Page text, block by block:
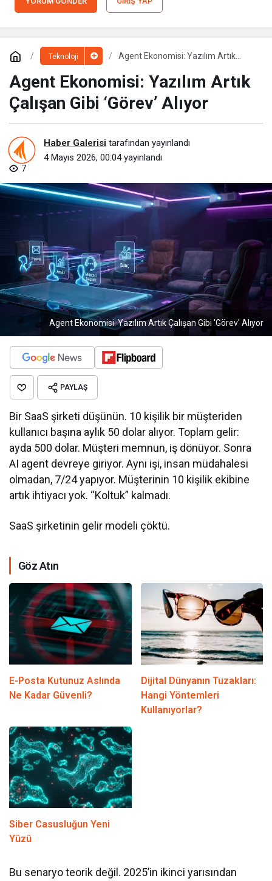
Teknoloji
Agent Ekonomisi: Yazılım Artık
Agent Ekonomisi: Yazılım Artık
Çalışan Gibi ‘Görev’ Alıyor
Haber Galerisi tarafından yayınlandı
4 Mayıs 2026, 00:04yayınlandı
7
Agent Ekonomisi: Yazılım Artık Çalışan Gibi 'Görev' Alıyor
PAYLAŞ
Bir SaaS şirketi düşünün. 10 kişilik bir müşteriden
kullanıcı başına aylık 50 dolar alıyor. Toplam gelir:
ayda 500 dolar. Müşteri memnun, iş dönüyor. Sonra
AI agent devreye giriyor. Aynı işi, insan müdahalesi
olmadan, 7/24 yapıyor. Müşterinin 10 kişilik ekibine
artık ihtiyacı yok. “Koltuk” kalmadı.
SaaS şirketinin gelir modeli çöktü.
Göz Atın
E-Posta Kutunuz Aslında
Ne Kadar Güvenli?
Dijital Dünyanın Tuzakları:
Hangi Yöntemleri
Kullanıyorlar?
Siber Casusluğun Yeni
Yüzü
Bu senaryo teorik değil. 2025’in ikinci yarısından